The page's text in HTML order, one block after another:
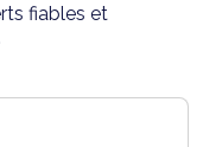
fiables et